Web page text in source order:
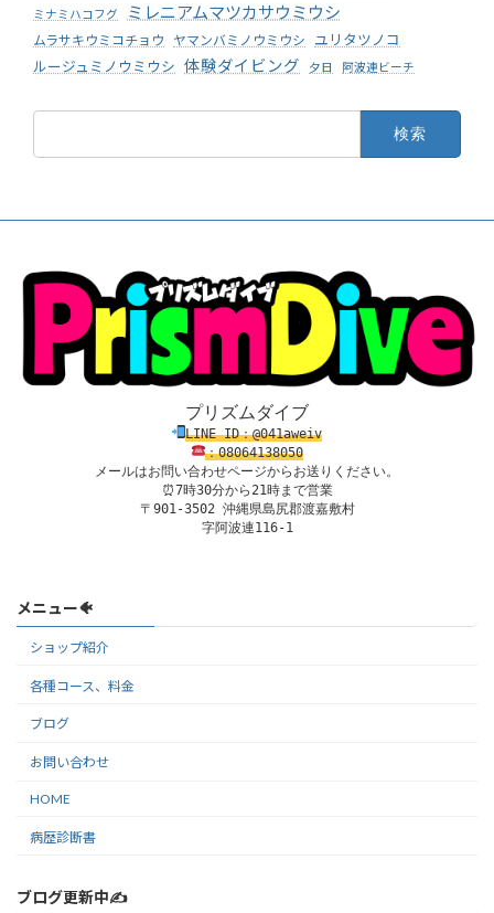
ミナミハコフグ ミレニアムマツカサウミウシ
ムラサキウミコチョウ ヤマンバミノウミウシ
ユリタツノコ
ルージュミノウミウシ 体験ダイビング 夕日 阿波連ビーチ
プリズムダイブ
LINE ID：@041aweiv
：08064138050
メールはお問い合わせページからお送りください。
⏰7時30分から21時まで営業
〒901-3502 沖縄県島尻郡渡嘉敷村
字阿波連116-1
メニュー🐠
ショップ紹介
各種コース、料金
ブログ
お問い合わせ
HOME
病歴診断書
ブログ更新中✍️